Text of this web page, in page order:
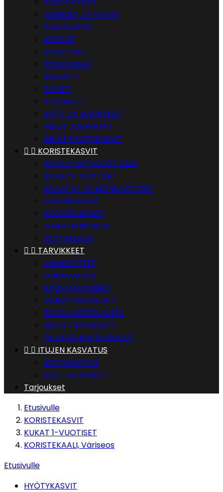
HERNEET JA PAVUT
KAALIKASVIT
KURKUT
KURPITSAT
PORKKANAT
SALAATIT
SIPULIT
TOMAATIT
YRTIT JA MAUSTEET
MUUT JUUREKSET
MUUT HYÖTYKASVIT
  KORISTEKASVIT
KUKKA-UUTUUDET 2026
KUKAT 1-VUOTISET
KUKAT 2- JA MONIVUOTISET
HUONEKASVIT
KORISTEHEINÄT
VIHERLANNOITUS
NIITTYKUKAT
  TARVIKKEET
LANNOITTEET
ESIKASVATUS
KASVIVALAISIMET
HARVY VESIVILJELY
TUHOLAISTORJUNTA
MUUT TARVIKKEET
PUUTARHAN TYÖKALUT
  ITUJEN KASVATUS
IDÄTYSASTIAT
IDUT JA VERSOT
Tarjoukset
Etusivulle
KORISTEKASVIT
KUKAT 1-VUOTISET
KORISTEKAALI, Väriseos
Etusivulle
HYÖTYKASVIT